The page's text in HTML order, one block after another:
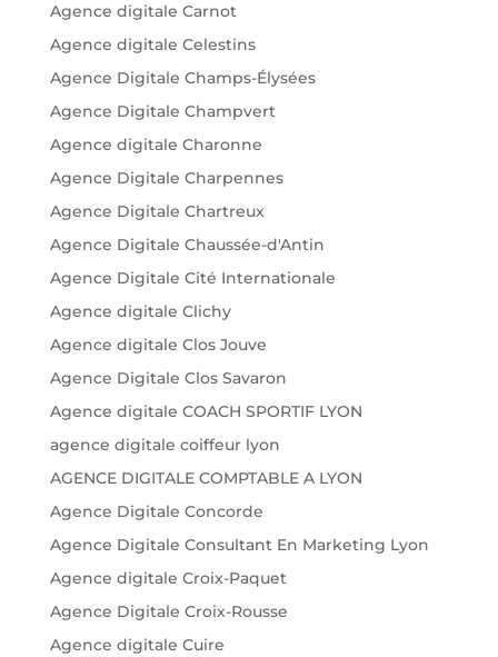
Agence digitale Carnot
Agence digitale Celestins
Agence Digitale Champs-Élysées
Agence Digitale Champvert
Agence digitale Charonne
Agence Digitale Charpennes
Agence Digitale Chartreux
Agence Digitale Chaussée-d'Antin
Agence Digitale Cité Internationale
Agence digitale Clichy
Agence digitale Clos Jouve
Agence Digitale Clos Savaron
Agence digitale COACH SPORTIF LYON
agence digitale coiffeur lyon
AGENCE DIGITALE COMPTABLE A LYON
Agence Digitale Concorde
Agence Digitale Consultant En Marketing Lyon
Agence digitale Croix-Paquet
Agence Digitale Croix-Rousse
Agence digitale Cuire